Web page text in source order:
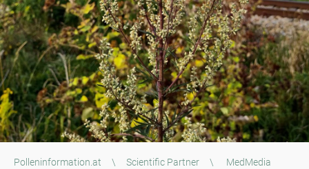
Polleninformation.at \ Scientific Partner \ MedMedia